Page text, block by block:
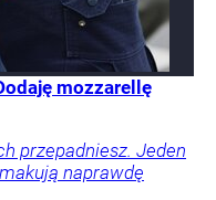
mozzarellę
przepadniesz. Jeden
naprawdę